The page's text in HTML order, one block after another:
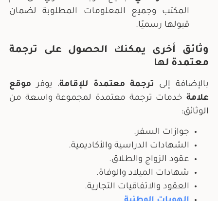
المكتب وجميع المعلومات المطلوبة لضمان
قبولها رسميًا.
وثائق أخرى يمكنك الحصول على ترجمة
معتمدة لها
بالإضافة إلى ترجمة معتمدة للإقامة، يوفر موقع
علامة خدمات ترجمة معتمدة لمجموعة واسعة من
الوثائق:
جوازات السفر.
الشهادات الدراسية والأكاديمية.
عقود الزواج والطلاق.
شهادات الميلاد والوفاة.
العقود والاتفاقيات التجارية.